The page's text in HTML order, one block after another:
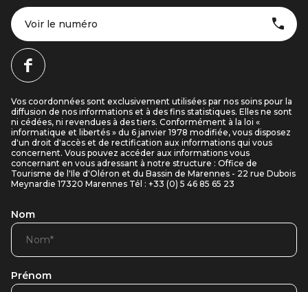
Voir le numéro
Vos coordonnées sont exclusivement utilisées par nos soins pour la
diffusion de nos informations et à des fins statistiques. Elles ne sont
ni cédées, ni revendues à des tiers. Conformément à la loi «
informatique et libertés » du 6 janvier 1978 modifiée, vous disposez
d'un droit d'accès et de rectification aux informations qui vous
concernent. Vous pouvez accéder aux informations vous
concernant en vous adressant à notre structure : Office de
Tourisme de l'Ile d'Oléron et du Bassin de Marennes - 22 rue Dubois
Meynardie 17320 Marennes Tél : +33 (0) 5 46 85 65 23
Nom
Prénom